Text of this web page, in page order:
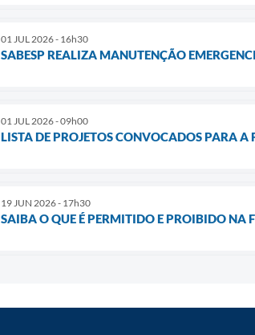
01 JUL 2026 - 16h30
SABESP REALIZA MANUTENÇÃO
01 JUL 2026 - 09h00
LISTA DE PROJETOS CONVOCADOS PARA
19 JUN 2026 - 17h30
SAIBA O QUE É PERMITIDO E PROIBIDO NA